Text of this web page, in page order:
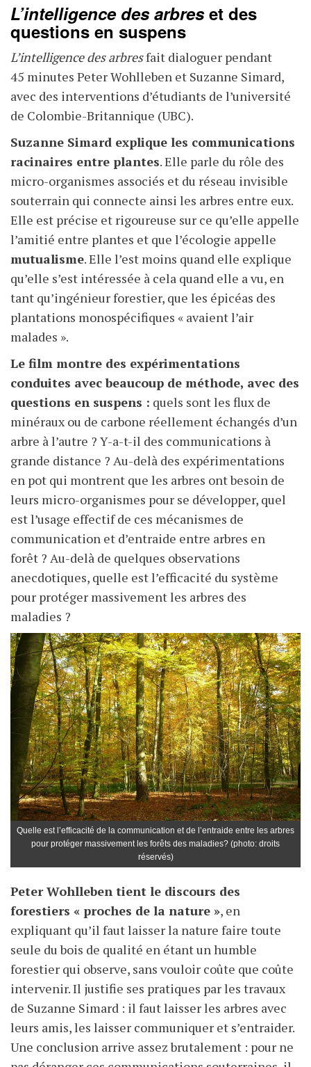
L’intelligence des arbreset des
questions en suspens
L’intelligence des arbresfait dialoguer pendant
45 minutes Peter Wohlleben et Suzanne Simard,
avec des interventions d’étudiants de l’université
de Colombie-Britannique (UBC).
Suzanne Simard explique les communications
racinaires entre plantes. Elle parle du rôle des
micro-organismes associés et du réseau invisible
souterrain qui connecte ainsi les arbres entre eux.
Elle est précise et rigoureuse sur ce qu’elle appelle
l’amitié entre plantes et que l’écologie appelle
mutualisme. Elle l’est moins quand elle explique
qu’elle s’est intéressée à cela quand elle a vu, en
tant qu’ingénieur forestier, que les épicéas des
plantations monospécifiques « avaient l’air
malades ».
Le film montre des expérimentations
conduites avec beaucoup de méthode, avec des
questions en suspens : quels sont les flux de
minéraux ou de carbone réellement échangés d’un
arbre à l’autre ? Y-a-t-il des communications à
grande distance ? Au-delà des expérimentations
en pot qui montrent que les arbres ont besoin de
leurs micro-organismes pour se développer, quel
est l’usage effectif de ces mécanismes de
communication et d’entraide entre arbres en
forêt ? Au-delà de quelques observations
anecdotiques, quelle est l’efficacité du système
pour protéger massivement les arbres des
maladies ?
Quelle est l’efficacité de la communication et de l’entraide entre les arbres
pour protéger massivement les forêts des maladies? (photo: droits
réservés)
Peter Wohlleben tient le discours des
forestiers « proches de la nature », en
expliquant qu’il faut laisser la nature faire toute
seule du bois de qualité en étant un humble
forestier qui observe, sans vouloir coûte que coûte
intervenir. Il justifie ses pratiques par les travaux
de Suzanne Simard : il faut laisser les arbres avec
leurs amis, les laisser communiquer et s’entraider.
Une conclusion arrive assez brutalement : pour ne